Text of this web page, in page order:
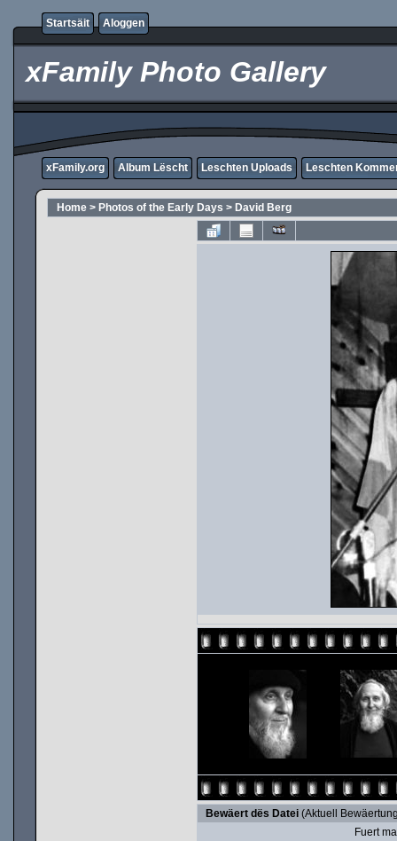
Startsäit Aloggen
xFamily Photo Gallery
xFamily.org Album Lëscht Leschten Uploads Leschten
Home > Photos of the Early Days > David Berg
Bewäert dës Datei(Aktuell
Fuert